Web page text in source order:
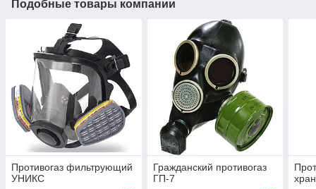
Подобные товары компании
Противогаз фильтрующий
УНИКС
Гражданский противогаз
ГП-7